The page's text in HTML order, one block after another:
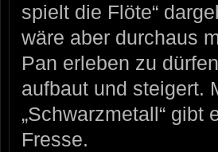
spielt die Flöte“
wäre aber durchaus
Pan erleben zu
aufbaut und steigert.
„Schwarzmetall“
Fresse.